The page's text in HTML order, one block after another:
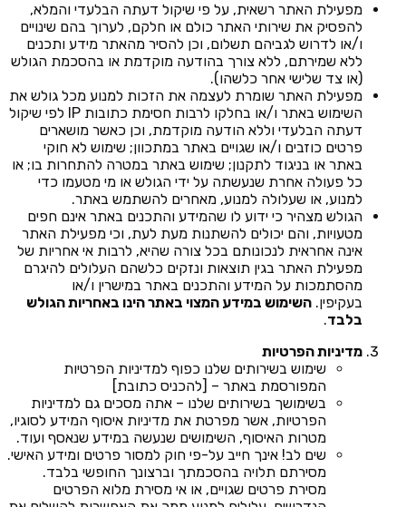
מפעילת האתר רשאית, על פי שיקול דעתה הבלעדי והמלא,
להפסיק את שירותי האתר כולם או חלקם, לערוך בהם שינויים
ו/או לדרוש לגביהם תשלום, וכן להסיר מהאתר מידע ותכנים
ללא שמירתם, ללא צורך בהודעה מוקדמת או בהסכמת הגולש
(או צד שלישי אחר כלשהו).
מפעילת האתר שומרת לעצמה את הזכות למנוע מכל גולש את
השימוש באתר ו/או בחלקו לרבות חסימת כתובות IP לפי שיקול
דעתה הבלעדי וללא הודעה מוקדמת, וכן כאשר מושארים
פרטים כוזבים ו/או שגויים באתר במתכוון; שימוש לא חוקי
באתר או בניגוד לתקנון; שימוש באתר במטרה להתחרות בו; או
כל פעולה אחרת שנעשתה על ידי הגולש או מי מטעמו כדי
למנוע, או שעלולה למנוע, מאחרים להשתמש באתר.
הגולש מצהיר כי ידוע לו שהמידע והתכנים באתר אינם חפים
מטעויות, והם יכולים להשתנות מעת לעת, וכי מפעילת האתר
אינה אחראית לנכונותם בכל צורה שהיא, לרבות אי אחריות של
מפעילת האתר בגין תוצאות ונזקים כלשהם העלולים להיגרם
מהסתמכות על המידע והתכנים באתר במישרין ו/או
בעקיפין. השימוש במידע המצוי באתר הינו באחריות הגולש
בלבד.
מדיניות הפרטיות
שימוש בשירותים שלנו כפוף למדיניות הפרטיות
המפורסמת באתר – [להכניס כתובת]
בשימושך בשירותים שלנו – אתה מסכים גם למדיניות
הפרטיות, אשר מפרטת את מדיניות איסוף המידע לסוגיו,
מטרות האיסוף, השימושים שנעשה במידע שנאסף ועוד.
שים לב! אינך חייב על-פי חוק למסור פרטים ומידע האישי.
מסירתם תלויה בהסכמתך וברצונך החופשי בלבד.
מסירת פרטים שגויים, או אי מסירת מלוא הפרטים